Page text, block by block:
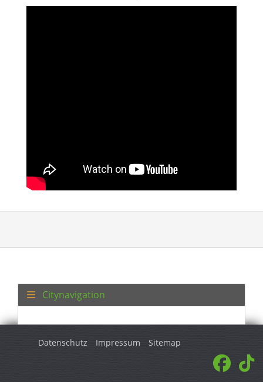
Citynavigation
Datenschutz Impressum Sitemap